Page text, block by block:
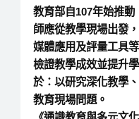
教育部自107年始推
師應從教學現場出發
媒體應用及評量工具
檢證教學成效並提升
於：以研究深化教學
教育現場問題。